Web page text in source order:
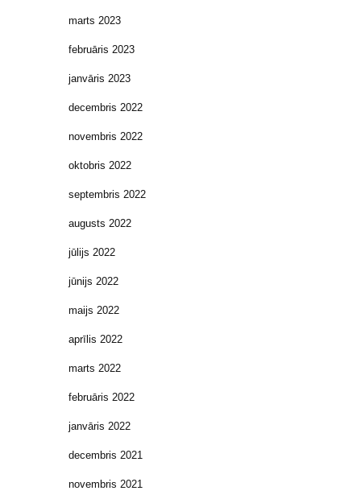
marts 2023
februāris 2023
janvāris 2023
decembris 2022
novembris 2022
oktobris 2022
septembris 2022
augusts 2022
jūlijs 2022
jūnijs 2022
maijs 2022
aprīlis 2022
marts 2022
februāris 2022
janvāris 2022
decembris 2021
novembris 2021